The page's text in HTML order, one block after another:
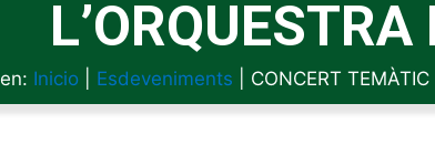
Inicio Esdeveniments CONCERT TEMÀTIC